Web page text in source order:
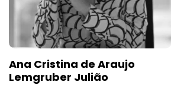
Ana Cristina de Araujo
Lemgruber Julião